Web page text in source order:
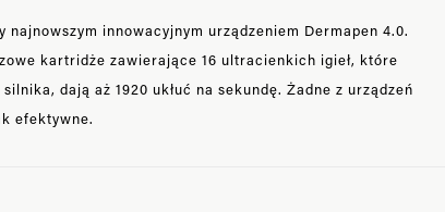
innowacyjnym urządzeniem Dermapen 4.0.
kartridże zawierające 16 ultracienkich igieł, które
dają aż 1920 ukłuć na sekundę. Żadne z urządzeń
efektywne.